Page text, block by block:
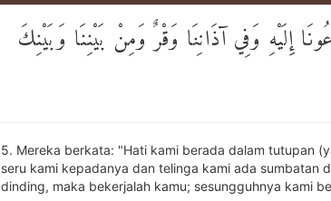
إِلَيْهِ وَفِي آذَانِنَا وَقْرٌ وَمِنْ بَيْنِنَا وَبَيْنِكَ
5. Mereka berkata: "Hati kami berada dalam tutupan
seru kami kepadanya dan telinga kami ada sumbatan
dinding, maka bekerjalah kamu; sesungguhnya kami